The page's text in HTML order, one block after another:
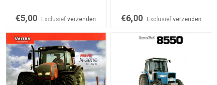
€5,00 Exclusief verzenden €6,00 Exclusiefverzenden